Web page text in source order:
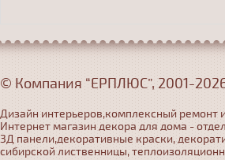
© Компания “ЕРПЛЮС”, 2001-
Дизайн интерьеров,комплексный ремонт
Интернет магазин декора для дома -
3Д панели,декоративные краски,
сибирской лиственницы,